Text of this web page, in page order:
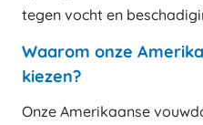
tegen vocht en
Waarom onze
kiezen?
Onze Amerikaanse